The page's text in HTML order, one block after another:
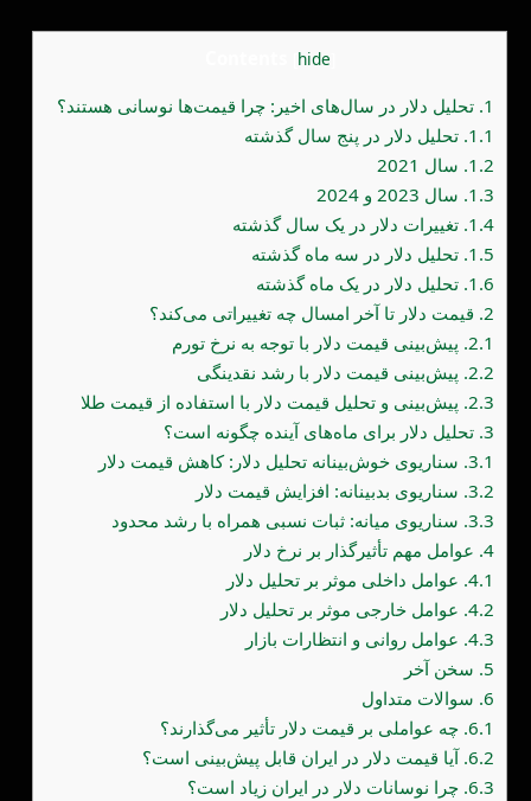
hide
1. تحلیل دلار در سال‌های اخیر: چرا قیمت‌ها نوسانی هستند؟
1.1. تحلیل دلار در پنج سال گذشته
1.2. سال 2021
1.3. سال 2023 و 2024
1.4. تغییرات دلار در یک سال گذشته
1.5. تحلیل دلار در سه ماه گذشته
1.6. تحلیل دلار در یک ماه گذشته
2. قیمت دلار تا آخر امسال چه تغییراتی می‌کند؟
2.1. پیش‌بینی قیمت دلار با توجه به نرخ تورم
2.2. پیش‌بینی قیمت دلار با رشد نقدینگی
2.3. پیش‌بینی و تحلیل قیمت دلار با استفاده از قیمت طلا
3. تحلیل دلار برای ماه‌های آینده چگونه است؟
3.1. سناریوی خوش‌بینانه تحلیل دلار: کاهش قیمت دلار
3.2. سناریوی بدبینانه: افزایش قیمت دلار
3.3. سناریوی میانه: ثبات نسبی همراه با رشد محدود
4. عوامل مهم تأثیرگذار بر نرخ دلار
4.1. عوامل داخلی موثر بر تحلیل دلار
4.2. عوامل خارجی موثر بر تحلیل دلار
4.3. عوامل روانی و انتظارات بازار
5. سخن آخر
6. سوالات متداول
6.1. چه عواملی بر قیمت دلار تأثیر می‌گذارند؟
6.2. آیا قیمت دلار در ایران قابل پیش‌بینی است؟
6.3. چرا نوسانات دلار در ایران زیاد است؟